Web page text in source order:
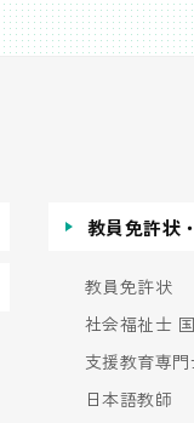
教員免許状
教員免許状
社会福祉士
支援教育専
日本語教師